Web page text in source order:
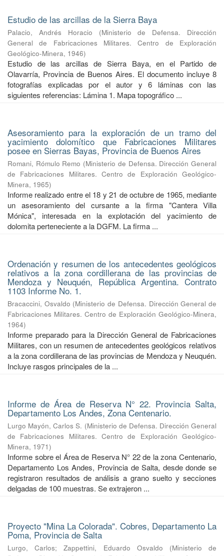
Estudio de las arcillas de la Sierra Baya
Palacio, Andrés Horacio (Ministerio de Defensa. Dirección
General de Fabricaciones Militares. Centro de Exploración
Geológico-Minera, 1946)
Estudio de las arcillas de Sierra Baya, en el Partido de
Olavarría, Provincia de Buenos Aires. El documento incluye 8
fotografías explicadas por el autor y 6 láminas con las
siguientes referencias: Lámina 1. Mapa topográfico ...
Asesoramiento para la exploración de un tramo del
yacimiento dolomítico que Fabricaciones Militares
posee en Sierras Bayas, Provincia de Buenos Aires
Romani, Rómulo Remo (Ministerio de Defensa. Dirección General
de Fabricaciones Militares. Centro de Exploración Geológico-
Minera, 1965)
Informe realizado entre el 18 y 21 de octubre de 1965, mediante
un asesoramiento del cursante a la firma "Cantera Villa
Mónica", interesada en la explotación del yacimiento de
dolomita perteneciente a la DGFM. La firma ...
Ordenación y resumen de los antecedentes geológicos
relativos a la zona cordillerana de las provincias de
Mendoza y Neuquén, República Argentina. Contrato
1103 Informe No. 1.
Bracaccini, Osvaldo (Ministerio de Defensa. Dirección General de
Fabricaciones Militares. Centro de Exploración Geológico-Minera,
1964)
Informe preparado para la Dirección General de Fabricaciones
Militares, con un resumen de antecedentes geológicos relativos
a la zona cordillerana de las provincias de Mendoza y Neuquén.
Incluye rasgos principales de la ...
Informe de Área de Reserva N° 22. Provincia Salta,
Departamento Los Andes, Zona Centenario.
Lurgo Mayón, Carlos S. (Ministerio de Defensa. Dirección General
de Fabricaciones Militares. Centro de Exploración Geológico-
Minera, 1971)
Informe sobre el Área de Reserva N° 22 de la zona Centenario,
Departamento Los Andes, Provincia de Salta, desde donde se
registraron resultados de análisis a grano suelto y secciones
delgadas de 100 muestras. Se extrajeron ...
Proyecto "Mina La Colorada". Cobres, Departamento La
Poma, Provincia de Salta
Lurgo, Carlos;Zappettini, Eduardo Osvaldo (Ministerio de